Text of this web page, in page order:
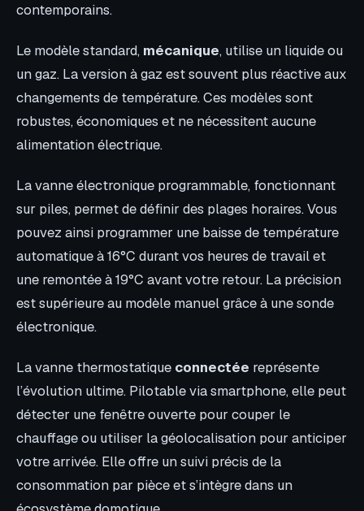
contemporains.
Le modèle standard, mécanique, utilise un liquide ou
un gaz. La version à gaz est souvent plus réactive aux
changements de température. Ces modèles sont
robustes, économiques et ne nécessitent aucune
alimentation électrique.
La vanne électronique programmable, fonctionnant
sur piles, permet de définir des plages horaires. Vous
pouvez ainsi programmer une baisse de température
automatique à 16°C durant vos heures de travail et
une remontée à 19°C avant votre retour. La précision
est supérieure au modèle manuel grâce à une sonde
électronique.
La vanne thermostatique connectée représente
l’évolution ultime. Pilotable via smartphone, elle peut
détecter une fenêtre ouverte pour couper le
chauffage ou utiliser la géolocalisation pour anticiper
votre arrivée. Elle offre un suivi précis de la
consommation par pièce et s’intègre dans un